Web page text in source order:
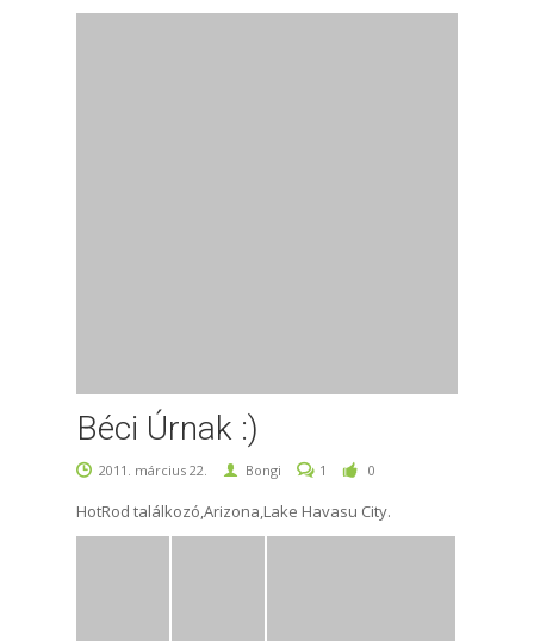
Béci Úrnak :)
2011. március 22. Bongi 1 0
HotRod találkozó,Arizona,Lake Havasu City.